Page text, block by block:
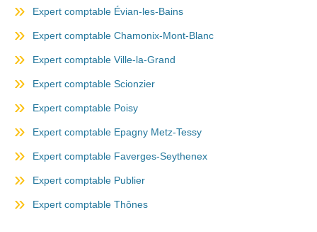
Expert comptable Évian-les-Bains
Expert comptable Chamonix-Mont-Blanc
Expert comptable Ville-la-Grand
Expert comptable Scionzier
Expert comptable Poisy
Expert comptable Epagny Metz-Tessy
Expert comptable Faverges-Seythenex
Expert comptable Publier
Expert comptable Thônes